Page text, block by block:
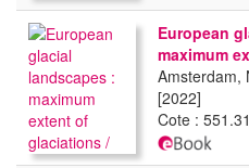
European
maximum
Amsterdam,
[2022]
Cote :